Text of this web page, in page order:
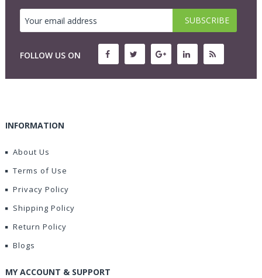
FOLLOW US ON
INFORMATION
About Us
Terms of Use
Privacy Policy
Shipping Policy
Return Policy
Blogs
MY ACCOUNT & SUPPORT